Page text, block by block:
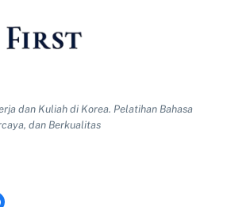
dan Kuliah di Korea. Pelatihan Bahasa
dan Berkualitas